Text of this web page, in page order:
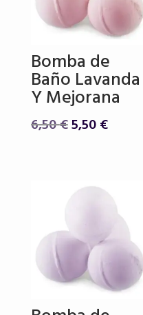
Bomba de
Baño Lavanda
Y Mejorana
6,50€El
6,50 €.
5,50€El